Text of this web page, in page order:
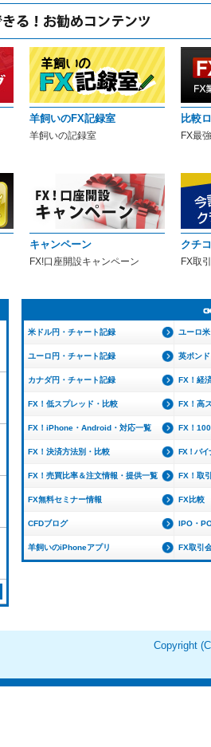
羊飼いのFX記録室
羊飼いの記録室
比較
FX最
キャンペーン
FX!口座開設キャンペーン
クチ
FX取
米ドル円・チャート記録 ユーロ
ユーロ円・チャート記録 英ポン
カナダ円・チャート記録 FX！経
FX！低スプレッド・比較 FX！高
FX！iPhone・Android・対応一覧 FX！
FX！決済方法別・比較 FX！バイ
FX！売買比率＆注文情報・提供一覧 FX！取
FX無料セミナー情報 FX比較
CFDブログ IPO・
羊飼いのiPhoneアプリ FX取引
Copyright